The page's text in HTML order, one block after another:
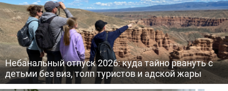
Небанальный отпуск 2026: куда тайно рвануть с
детьми без виз, толп туристов и адской жары